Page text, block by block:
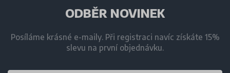
ODBĚR NOVINEK
Posíláme krásné e-maily. Při registraci navíc získáte 15%
slevu na první objednávku.